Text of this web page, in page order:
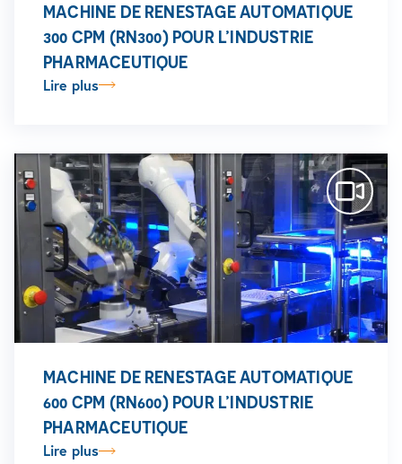
MACHINE DE RENESTAGE AUTOMATIQUE
300 CPM (RN300) POUR L’INDUSTRIE
PHARMACEUTIQUE
Lire plus
MACHINE DE RENESTAGE AUTOMATIQUE
600 CPM (RN600) POUR L’INDUSTRIE
PHARMACEUTIQUE
Lire plus